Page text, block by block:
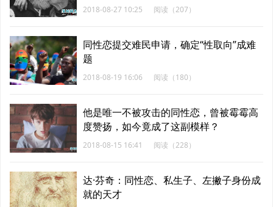
2018-08-27 10:25 阅读（207）
同性恋提交难民申请，确定“性取向”成难
题
2018-08-19 16:06 阅读（180）
他是唯一不被攻击的同性恋，曾被霉霉高
度赞扬，如今竟成了这副模样？
2018-08-15 16:41 阅读（228）
达·芬奇：同性恋、私生子、左撇子身份成
就的天才